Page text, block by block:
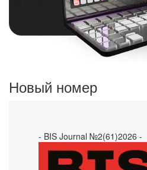
Новый номер
- BIS Journal №2(61)2026 -